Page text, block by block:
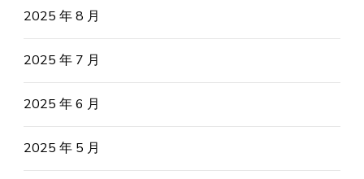
2025 年 8 月
2025 年 7 月
2025 年 6 月
2025 年 5 月